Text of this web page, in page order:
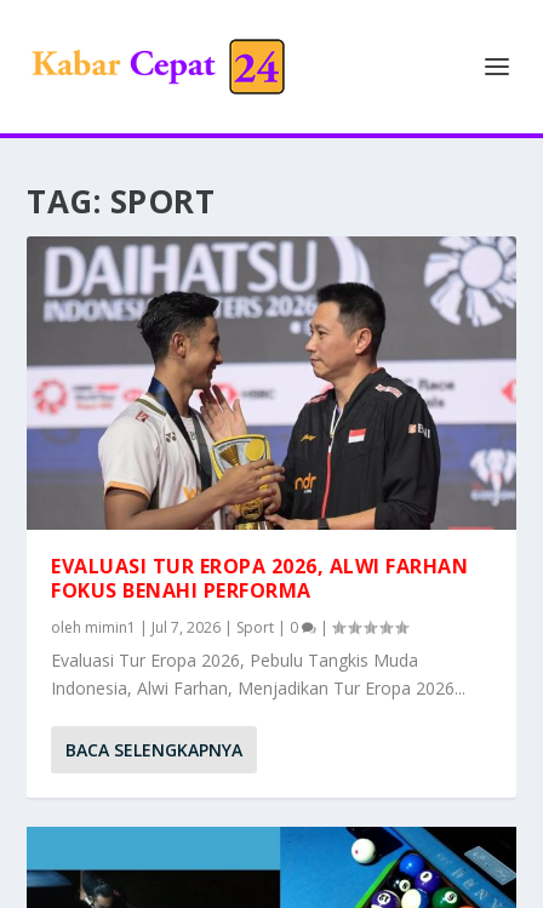
TAG: SPORT
EVALUASI TUR EROPA 2026, ALWI FARHAN
FOKUS BENAHI PERFORMA
oleh mimin1 | Jul 7, 2026 | Sport | 0 |
Evaluasi Tur Eropa 2026, Pebulu Tangkis Muda
Indonesia, Alwi Farhan, Menjadikan Tur Eropa 2026...
BACA SELENGKAPNYA